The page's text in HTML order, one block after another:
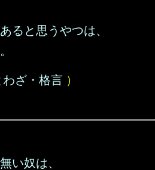
ると思うやつは、
わざ・格言 ）
い奴は、